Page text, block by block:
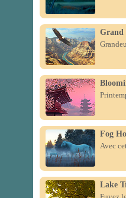
Grand
Fog
Avec
Lake